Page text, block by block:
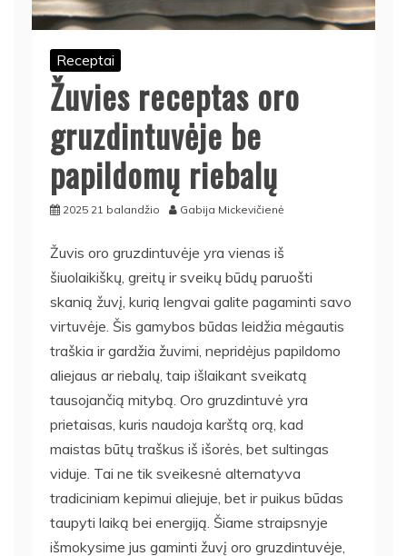
Receptai
Žuvies receptas oro
gruzdintuvėje be
papildomų riebalų
2025 21 balandžio Gabija Mickevičienė
Žuvis oro gruzdintuvėje yra vienas iš
šiuolaikiškų, greitų ir sveikų būdų paruošti
skanią žuvį, kurią lengvai galite pagaminti savo
virtuvėje. Šis gamybos būdas leidžia mėgautis
traškia ir gardžia žuvimi, nepridėjus papildomo
aliejaus ar riebalų, taip išlaikant sveikatą
tausojančią mitybą. Oro gruzdintuvė yra
prietaisas, kuris naudoja karštą orą, kad
maistas būtų traškus iš išorės, bet sultingas
viduje. Tai ne tik sveikesnė alternatyva
tradiciniam kepimui aliejuje, bet ir puikus būdas
taupyti laiką bei energiją. Šiame straipsnyje
išmokysime jus gaminti žuvį oro gruzdintuvėje,